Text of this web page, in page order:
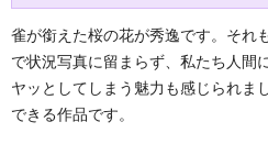
雀が銜えた桜の花が秀逸です。それ
で状況写真に留まらず、私たち人間
ヤッとしてしまう魅力も感じられま
できる作品です。